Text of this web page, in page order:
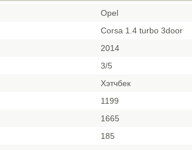
Opel
Corsa 1.4 turbo 3door
2014
3/5
Хэтчбек
1199
1665
185